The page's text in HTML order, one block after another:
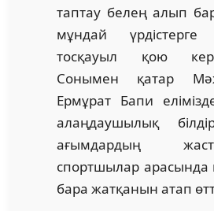
таптау белең алып
мұндай
тосқауыл қою
Сонымен қатар
Ермұрат Бапи
алаңдаушылық
ағымдардың
спортшылар
бара жатқанын атап